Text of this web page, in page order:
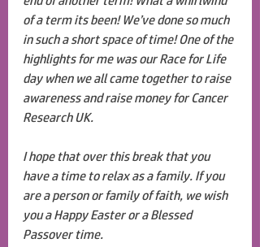
of a term its been! We’ve done so much
in such a short space of time! One of the
highlights for me was our Race for Life
day when we all came together to raise
awareness and raise money for Cancer
Research UK.
I hope that over this break that you
have a time to relax as a family. If you
are a person or family of faith, we wish
you a Happy Easter or a Blessed
Passover time.